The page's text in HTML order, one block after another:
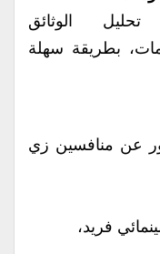
الوثائق
بطريقة سهلة
عن منافسين زي